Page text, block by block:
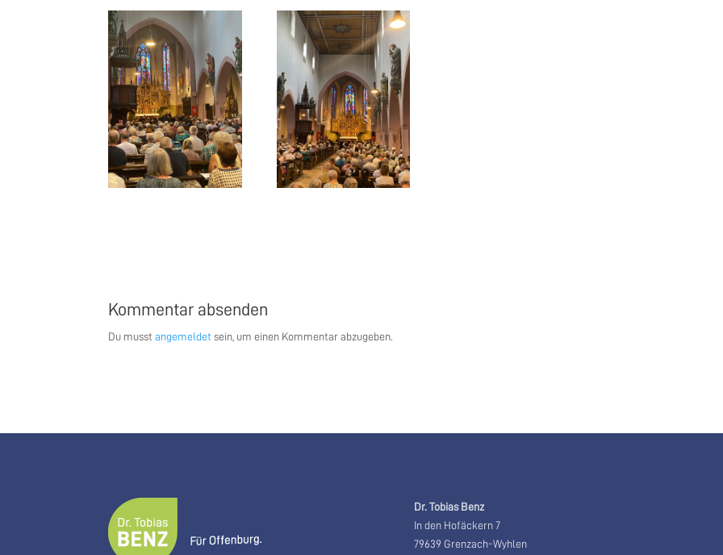
Kommentar absenden
Du musstangemeldet sein, um einen Kommentar abzugeben.
Dr. Tobias Benz
In den Hofäckern 7
79639 Grenzach-Wyhlen